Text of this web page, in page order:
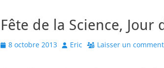
Fête de la Science, Jour
Posted
8 octobre 2013 Author
Eric Laisser un